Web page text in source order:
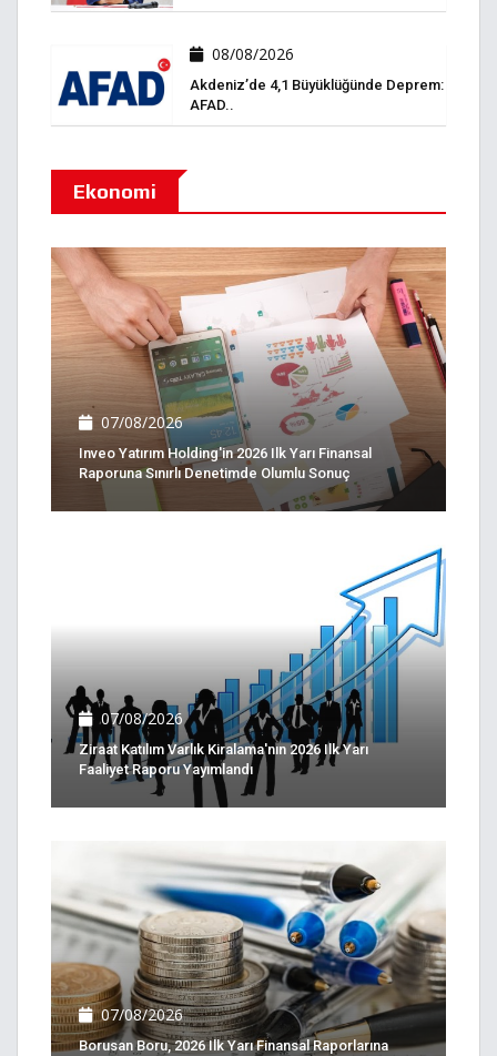
08/08/2026
Akdeniz’de 4,1 Büyüklüğünde Deprem:
AFAD..
Ekonomi
07/08/2026
Inveo Yatırım Holding'in 2026 Ilk Yarı Finansal
Raporuna Sınırlı Denetimde Olumlu Sonuç
07/08/2026
Ziraat Katılım Varlık Kiralama'nın 2026 Ilk Yarı
Faaliyet Raporu Yayımlandı
07/08/2026
Borusan Boru, 2026 Ilk Yarı Finansal Raporlarına